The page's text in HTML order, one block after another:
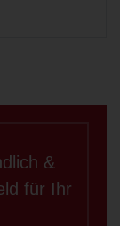
&
für Ihr